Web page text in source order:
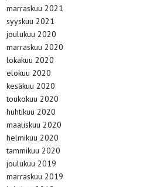
marraskuu 2021
syyskuu 2021
joulukuu 2020
marraskuu 2020
lokakuu 2020
elokuu 2020
kesäkuu 2020
toukokuu 2020
huhtikuu 2020
maaliskuu 2020
helmikuu 2020
tammikuu 2020
joulukuu 2019
marraskuu 2019